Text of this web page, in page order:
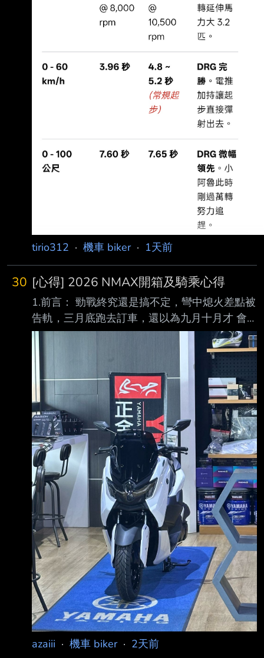
tirio312 · 機車 biker· 1天前
30 [心得] 2026 NMAX開箱及騎乘心得
1.前言： 勁戰終究還是搞不定，彎中熄火差點被
告軌，三月底跑去訂車，還以為九月十月才 會
來，結果噹噹，六月六號交車，可喜可賀；純開
箱也不是很有幫助，於是騎了兩千公里 ，包含
市區、長途旅遊、跑山等綜合使用，並在幾乎沒
有改裝的情況下，做一點心得交流 ～也讓觀望
的朋友可以參考參考
https://i.mopix.cc/B5EUGj.jpg 2.外觀及配備部分
外觀見仁見智，側面醒目的關刀非常的家族化，
大燈這一代我蠻喜歡的，帶點科技感，搭 配裝
飾用小風鏡，尾燈就普通，可能以前T媽的銳利
感看習慣了，圓潤的屁股比較沒
azaiii · 機車 biker· 2天前